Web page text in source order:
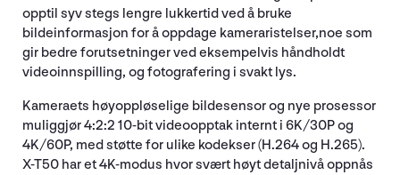
opptil syv stegs lengre lukkertid ved å bruke
bildeinformasjon for å oppdage kameraristelser,noe som
gir bedre forutsetninger ved eksempelvis håndholdt
videoinnspilling, og fotografering i svakt lys.
Kameraets høyoppløselige bildesensor og nye prosessor
muliggjør 4:2:2 10-bit videoopptak internt i 6K/30P og
4K/60P, med støtte for ulike kodekser (H.264 og H.265).
X-T50 har et 4K-modus hvor svært høyt detaljnivå oppnås